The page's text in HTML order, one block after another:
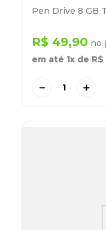
Pen Drive 8 GB
R$ 49,90 no
em até 1x de R$
＋
－